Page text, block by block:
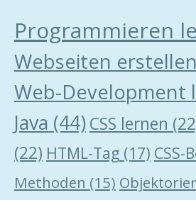
Programmieren
Webseiten
Web-Development
Java (44)CSS lernen
(22) HTML-Tag (17) CSS-
Methoden (15)